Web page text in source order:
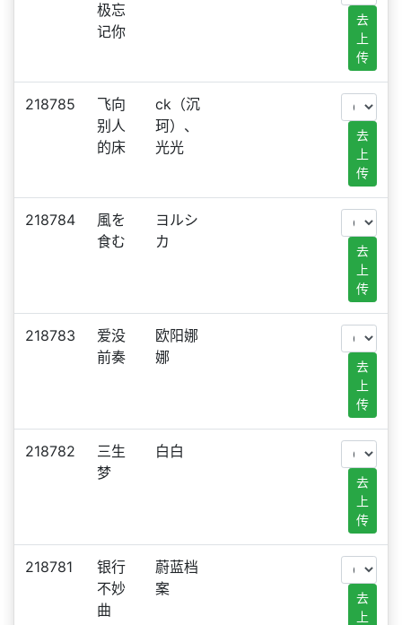
极忘
记你
去
上
传
218785
飞向
别人
的床
ck（沉
珂）、
光光
去
上
传
218784
風を
食む
ヨルシ
カ
去
上
传
218783
爱没
前奏
欧阳娜
娜
去
上
传
218782
三生
梦
白白
去
上
传
218781
银行
不妙
曲
蔚蓝档
案
去
上